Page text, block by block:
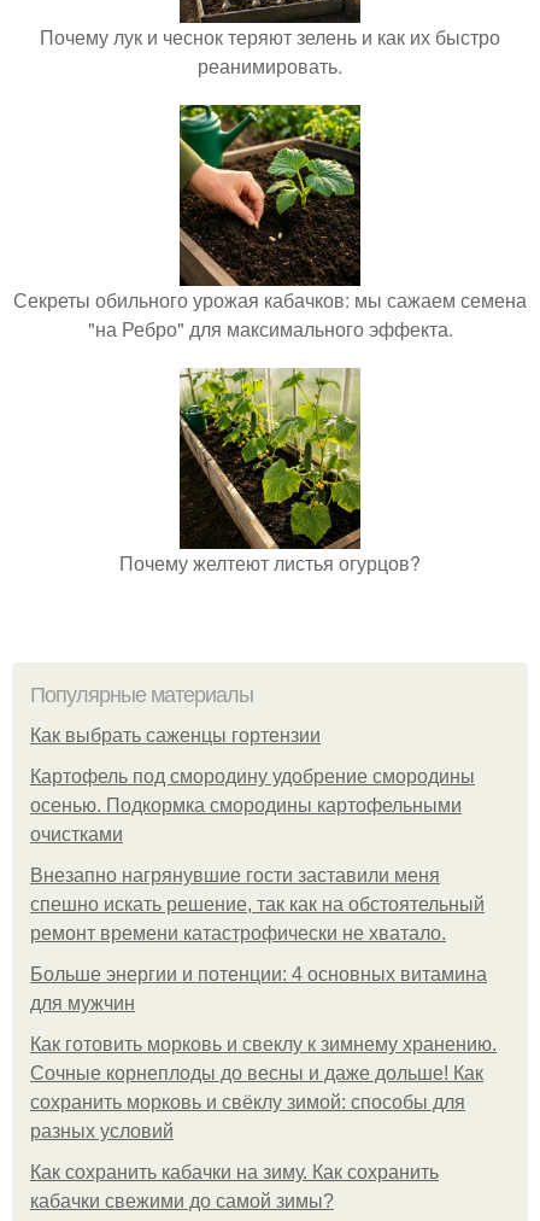
Почему лук и чеснок теряют зелень и как их быстро
реанимировать.
Секреты обильного урожая кабачков: мы сажаем семена
"на Ребро" для максимального эффекта.
Почему желтеют листья огурцов?
Популярные материалы
Как выбрать саженцы гортензии
Картофель под смородину удобрение смородины
осенью. Подкормка смородины картофельными
очистками
Внезапно нагрянувшие гости заставили меня
спешно искать решение, так как на обстоятельный
ремонт времени катастрофически не хватало.
Больше энергии и потенции: 4 основных витамина
для мужчин
Как готовить морковь и свеклу к зимнему хранению.
Сочные корнеплоды до весны и даже дольше! Как
сохранить морковь и свёклу зимой: способы для
разных условий
Как сохранить кабачки на зиму. Как сохранить
кабачки свежими до самой зимы?